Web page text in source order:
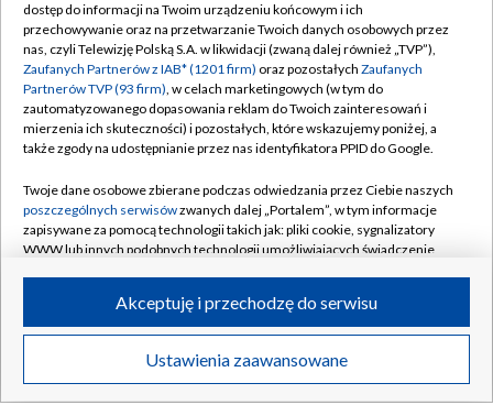
SZCZECIN
WARSZAWA WROCŁAW
Dołącz do nas:
Abonament TVP
Emisja w TVP
Centrum informacji TVP
Naziemna Telewizja Cyfrowa
Rada Programowa
Regulamin TVP
Polityka prywatności
Pomoc
Biuro reklamy
dostęp do informacji na Twoim urządzeniu końcowym i ich
przechowywanie oraz na przetwarzanie Twoich danych osobowych przez
nas, czyli Telewizję Polską S.A. w likwidacji (zwaną dalej również „TVP”),
Zaufanych Partnerów z IAB* (1201 firm) oraz pozostałych Zaufanych
Partnerów TVP (93 firm), w celach marketingowych (w tym do
zautomatyzowanego dopasowania reklam do Twoich zainteresowań i
mierzenia ich skuteczności) i pozostałych, które wskazujemy poniżej, a
także zgody na udostępnianie przez nas identyfikatora PPID do Google.
Twoje dane osobowe zbierane podczas odwiedzania przez Ciebie naszych
poszczególnych serwisówzwanych dalej „Portalem”, w tym informacje
zapisywane za pomocą technologii takich jak: pliki cookie, sygnalizatory
WWW lub innych podobnych technologii umożliwiających świadczenie
ruchu w Internecie.
Twoje dane osobowe zbierane podczas odwiedzania przez Ciebie
poszczególnych serwisówna Portalu, takie jak adresy IP, identyfikatory
Ustawienia zaawansowane
Akceptuję i przechodzę do serwisu